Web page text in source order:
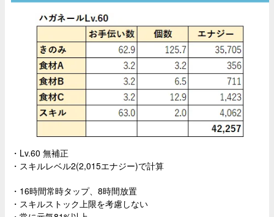
・Lv.60 無補正
・スキルレベル2(2,015エナジー)で計算
・16時間常時タップ、8時間放置
・スキルストック上限を考慮しない